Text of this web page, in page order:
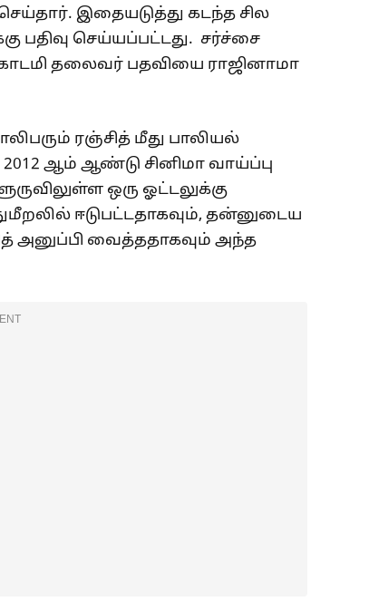
இதையடுத்து கடந்த சில
பதிவு செய்யப்பட்டது. சர்ச்சை
தலைவர் பதவியை ராஜினாமா
ரஞ்சித் மீது பாலியல்
ஆம் ஆண்டு சினிமா வாய்ப்பு
ஒரு ஓட்டலுக்கு
ஈடுபட்டதாகவும், தன்னுடைய
அனுப்பி வைத்ததாகவும் அந்த